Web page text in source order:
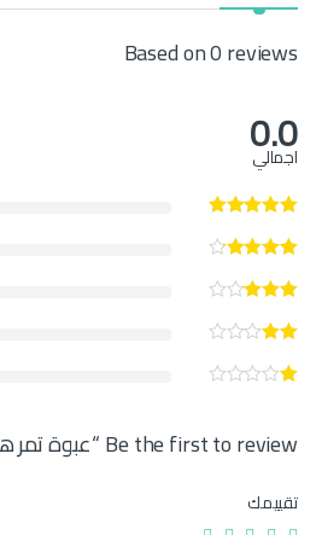
Based on 0 reviews
0.0
اجمالي
Be the first to review “عبوة تمر هندي للربع كيلو”
تقييمك